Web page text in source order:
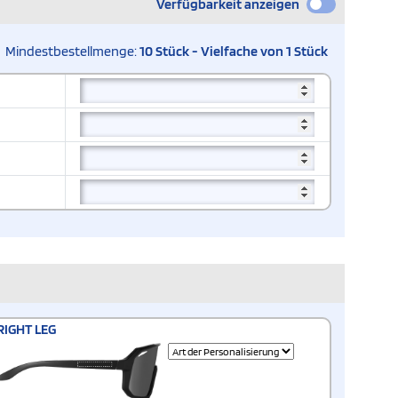
Verfügbarkeit anzeigen
Mindestbestellmenge:10 Stück - Vielfache von 1 Stück
LEG